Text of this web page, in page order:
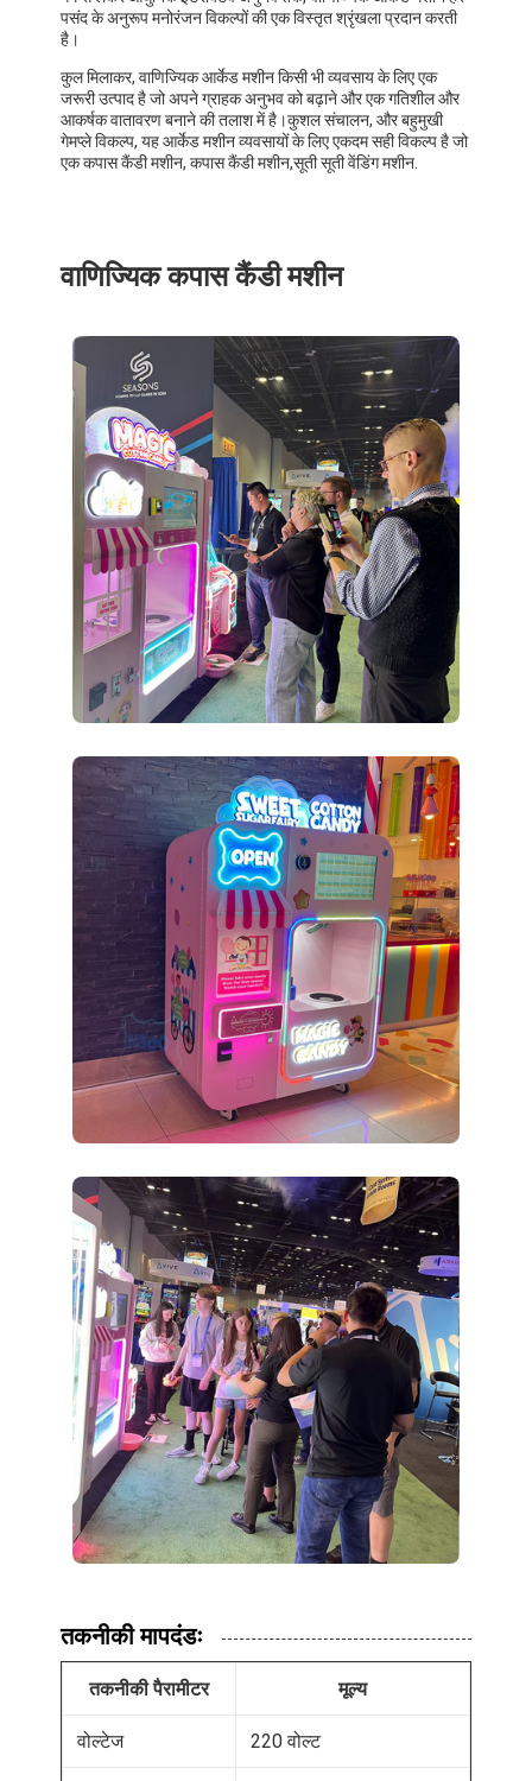
पसंद के अनुरूप मनोरंजन विकल्पों की एक विस्तृत श्रृंखला प्रदान करती
है।
कुल मिलाकर, वाणिज्यिक आर्केड मशीन किसी भी व्यवसाय के लिए एक
जरूरी उत्पाद है जो अपने ग्राहक अनुभव को बढ़ाने और एक गतिशील और
आकर्षक वातावरण बनाने की तलाश में है।कुशल संचालन, और बहुमुखी
गेमप्ले विकल्प, यह आर्केड मशीन व्यवसायों के लिए एकदम सही विकल्प है जो
एक कपास कैंडी मशीन, कपास कैंडी मशीन,सूती सूती वेंडिंग मशीन.
वाणिज्यिक कपास कैंडी मशीन
तकनीकी मापदंडः
तकनीकी पैरामीटर मूल्य
वोल्टेज 220 वोल्ट